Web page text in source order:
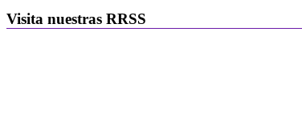
Visita nuestras RRSS